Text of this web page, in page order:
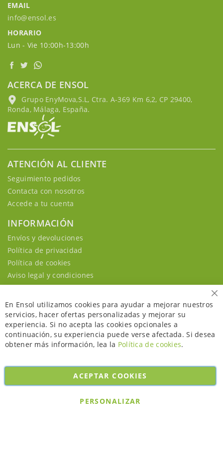
EMAIL
info@ensol.es
HORARIO
Lun - Vie 10:00h-13:00h
ACERCA DE ENSOL
Grupo EnyMova,S.L, Ctra. A-369 Km 6,2, CP 29400,
Ronda, Málaga, España.
ATENCIÓN AL CLIENTE
Seguimiento pedidos
Contacta con nosotros
Accede a tu cuenta
INFORMACIÓN
Envíos y devoluciones
Política de privacidad
Política de cookies
Aviso legal y condiciones
Copyright © 2026. All rights reserved. Powered byBobaly Partners.
En Ensol utilizamos cookies para ayudar a mejorar nuestros
servicios, hacer ofertas personalizadas y mejorar su
experiencia. Si no acepta las cookies opcionales a
continuación, su experiencia puede verse afectada. Si desea
obtener más información, lea la Política de cookies.
ACEPTAR COOKIES
PERSONALIZAR